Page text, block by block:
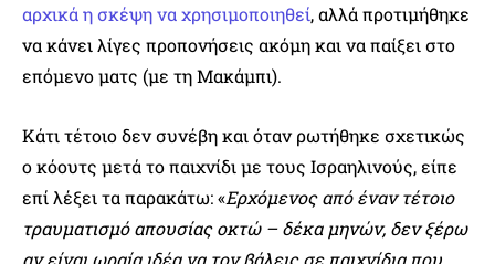
αρχικά η σκέψη να χρησιμοποιηθεί, αλλά προτιμήθηκε
να κάνει λίγες προπονήσεις ακόμη και να παίξει στο
επόμενο ματς (με τη Μακάμπι).
Κάτι τέτοιο δεν συνέβη και όταν ρωτήθηκε σχετικώς
ο κόουτς μετά το παιχνίδι με τους Ισραηλινούς, είπε
επί λέξει τα παρακάτω: «Ερχόμενος από έναν τέτοιο
τραυματισμό απουσίας οκτώ – δέκα μηνών, δεν ξέρω
αν είναι ωραία ιδέα να τον βάλεις σε παιχνίδια που